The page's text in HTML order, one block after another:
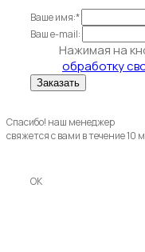
Ваше имя:*
Ваш e-mail:
Нажимая на
обработку
Спасибо! наш менеджер
свяжется с вами в течение 10
OK